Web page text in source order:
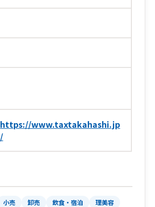
https://www.taxtakahashi.jp
/
小売 卸売 飲食・宿泊
理美容